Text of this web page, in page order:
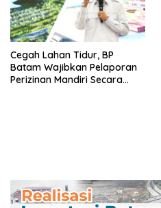
Cegah Lahan Tidur, BP
Batam Wajibkan Pelaporan
Perizinan Mandiri Secara